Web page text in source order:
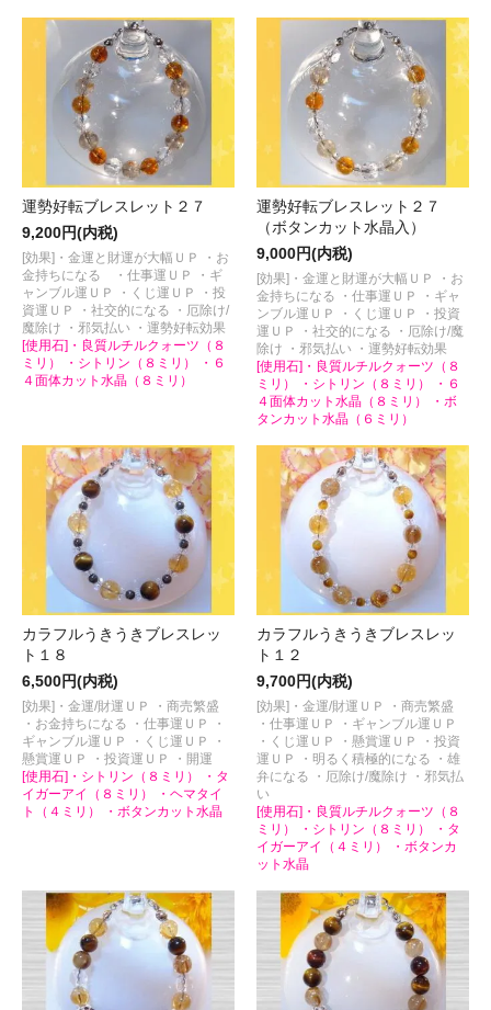
運勢好転ブレスレット２７
9,200円(内税)
[効果]・金運と財運が大幅ＵＰ ・お
金持ちになる ・仕事運ＵＰ ・ギ
ャンブル運ＵＰ ・くじ運ＵＰ ・投
資運ＵＰ ・社交的になる ・厄除け/
魔除け ・邪気払い ・運勢好転効果
[使用石]・良質ルチルクォーツ（８
ミリ） ・シトリン（８ミリ） ・６
４面体カット水晶（８ミリ）
運勢好転ブレスレット２７
（ボタンカット水晶入）
9,000円(内税)
[効果]・金運と財運が大幅ＵＰ ・お
金持ちになる ・仕事運ＵＰ ・ギャ
ンブル運ＵＰ ・くじ運ＵＰ ・投資
運ＵＰ ・社交的になる ・厄除け/魔
除け ・邪気払い ・運勢好転効果
[使用石]・良質ルチルクォーツ（８
ミリ） ・シトリン（８ミリ） ・６
４面体カット水晶（８ミリ） ・ボ
タンカット水晶（６ミリ）
カラフルうきうきブレスレッ
ト１８
6,500円(内税)
[効果]・金運/財運ＵＰ ・商売繁盛
・お金持ちになる ・仕事運ＵＰ ・
ギャンブル運ＵＰ ・くじ運ＵＰ ・
懸賞運ＵＰ ・投資運ＵＰ ・開運
[使用石]・シトリン（８ミリ） ・タ
イガーアイ（８ミリ） ・ヘマタイ
ト（４ミリ） ・ボタンカット水晶
カラフルうきうきブレスレッ
ト１２
9,700円(内税)
[効果]・金運/財運ＵＰ ・商売繁盛
・仕事運ＵＰ ・ギャンブル運ＵＰ
・くじ運ＵＰ ・懸賞運ＵＰ ・投資
運ＵＰ ・明るく積極的になる ・雄
弁になる ・厄除け/魔除け ・邪気払
い
[使用石]・良質ルチルクォーツ（８
ミリ） ・シトリン（８ミリ） ・タ
イガーアイ（４ミリ） ・ボタンカ
ット水晶